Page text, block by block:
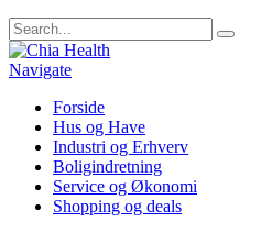
Navigate
Forside
Hus og Have
Industri og Erhverv
Boligindretning
Service og Økonomi
Shopping og deals